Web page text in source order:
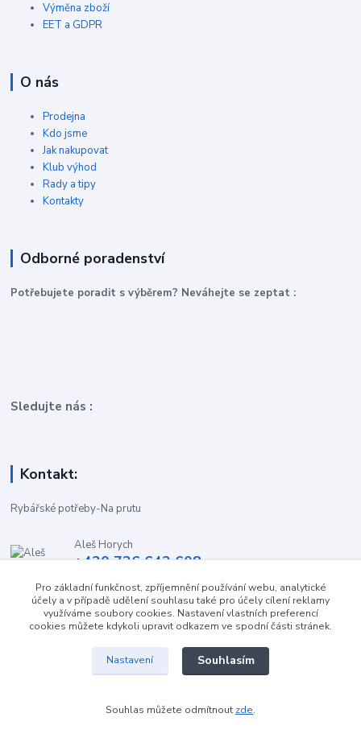
Výměna zboží
EET a GDPR
O nás
Prodejna
Kdo jsme
Jak nakupovat
Klub výhod
Rady a tipy
Kontakty
Odborné poradenství
Potřebujete poradit s výběrem? Neváhejte se zeptat :
Sledujte nás :
Kontakt:
Rybářské potřeby-Na prutu
Aleš Horych
+420 736 642 608
obchod-naprutu@seznam.cz
Pro základní funkčnost, zpříjemnění používání webu, analytické
účely a v případě udělení souhlasu také pro účely cílení reklamy
využíváme soubory cookies. Nastavení vlastních preferencí
cookies můžete kdykoli upravit odkazem ve spodní části stránek.
Nastavení Souhlasím
Souhlas můžete odmítnout zde.